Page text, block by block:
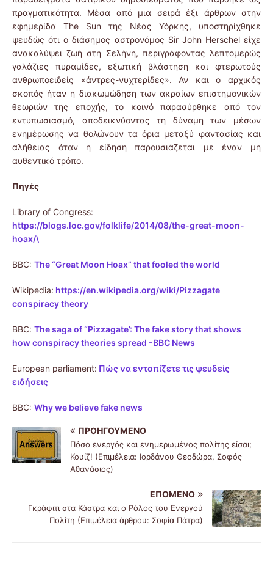
πραγματικότητα. Μέσα από μια σειρά έξι άρθρων στην
εφημερίδα The Sun της Νέας Υόρκης, υποστηρίχθηκε
ψευδώς ότι ο διάσημος αστρονόμος Sir John Herschel είχε
ανακαλύψει ζωή στη Σελήνη, περιγράφοντας λεπτομερώς
γαλάζιες πυραμίδες, εξωτική βλάστηση και φτερωτούς
ανθρωποειδείς «άντρες-νυχτερίδες». Αν και ο αρχικός
σκοπός ήταν η διακωμώδηση των ακραίων επιστημονικών
θεωριών της εποχής, το κοινό παρασύρθηκε από τον
εντυπωσιασμό, αποδεικνύοντας τη δύναμη των μέσων
ενημέρωσης να θολώνουν τα όρια μεταξύ φαντασίας και
αλήθειας όταν η είδηση παρουσιάζεται με έναν μη
αυθεντικό τρόπο.
Πηγές
Library of Congress:
https://blogs.loc.gov/folklife/2014/08/the-great-moon-
hoax/\
BBC: The “Great Moon Hoax” that fooled the world
Wikipedia: https://en.wikipedia.org/wiki/Pizzagate
conspiracy theory
BBC: The saga of “Pizzagate’: The fake story that shows
how conspiracy theories spread -BBC News
European parliament: Πώς να εντοπίζετε τις ψευδείς
ειδήσεις
BBC: Why we believe fake news
ΠΡΟΗΓΟΎΜΕΝΟ
Πόσο ενεργός και ενημερωμένος πολίτης είσαι;
Κουίζ! (Επιμέλεια: Ιορδάνου Θεοδώρα, Σοφός
Αθανάσιος)
ΕΠΌΜΕΝΟ
Γκράφιτι στα Κάστρα και ο Ρόλος του Ενεργού
Πολίτη (Επιμέλεια άρθρου: Σοφία Πάτρα)